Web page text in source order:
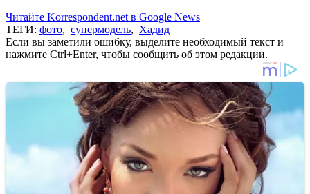
Читайте Korrespondent.net в Google News
ТЕГИ: фото, супермодель, Хадид
Если вы заметили ошибку, выделите необходимый текст и
нажмите Ctrl+Enter, чтобы сообщить об этом редакции.